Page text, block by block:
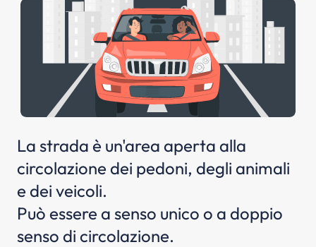
La strada è un'area aperta alla
circolazione dei pedoni, degli animali
e dei veicoli.
Può essere a senso unico o a doppio
senso di circolazione.